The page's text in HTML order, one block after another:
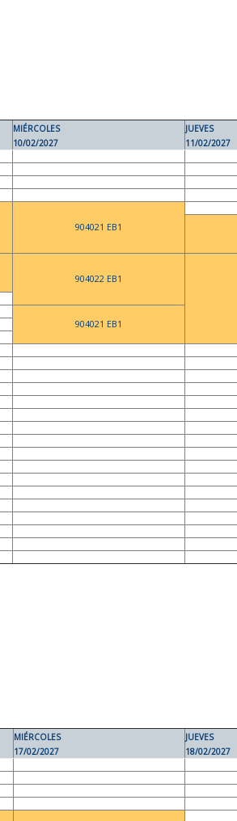
MIÉRCOLES
10/02/2027
JUEVES
11/02/2027
904021 EB1
904022 EB1
904021 EB1
MIÉRCOLES
17/02/2027
JUEVES
18/02/2027